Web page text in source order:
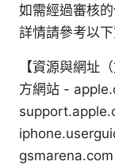
如需經過審核
詳情請參考以下
【資源與網址
方網站 -